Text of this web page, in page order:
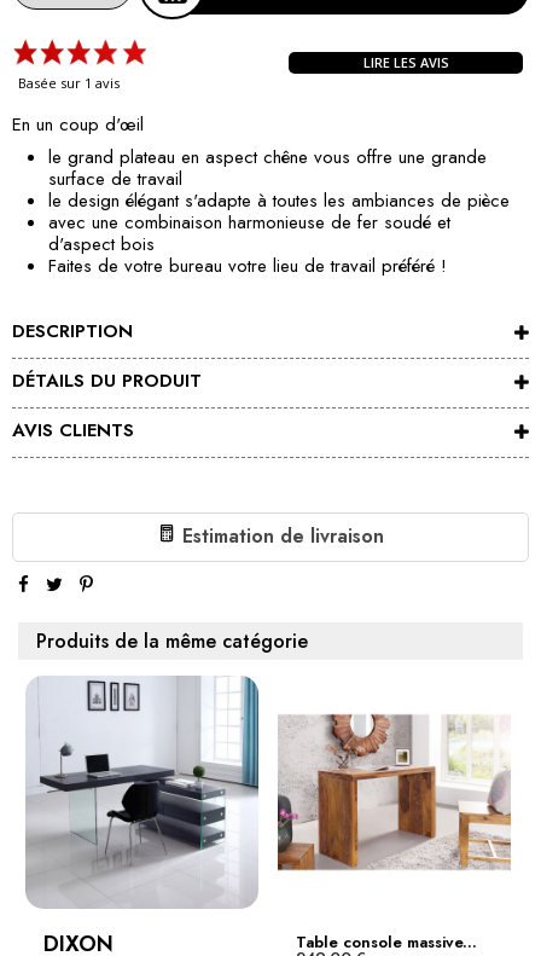
Basée sur 1 avis
LIRE LES AVIS
En un coup d'œil
le grand plateau en aspect chêne vous offre une grande
surface de travail
le design élégant s'adapte à toutes les ambiances de pièce
avec une combinaison harmonieuse de fer soudé et
d'aspect bois
Faites de votre bureau votre lieu de travail préféré !
DESCRIPTION
DÉTAILS DU PRODUIT
AVIS CLIENTS
Estimation de livraison
Produits de la même catégorie
DIXON Table console massive...